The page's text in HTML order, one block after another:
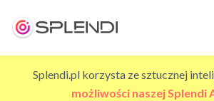
Splendi.pl korzysta ze sztucznej
możliwości naszej Splendi